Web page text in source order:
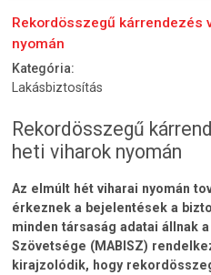
Rekordösszegű kárrendezés
nyomán
Kategória:
Lakásbiztosítás
Rekordösszegű
heti viharok nyomán
Az elmúlt hét viharai nyomán
érkeznek a bejelentések a
minden társaság adatai állnak
Szövetsége (MABISZ)
kirajzolódik, hogy